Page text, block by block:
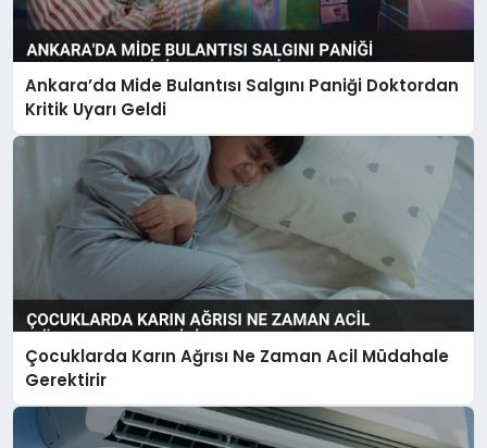
Ankara’da Mide Bulantısı Salgını Paniği Doktordan
Kritik Uyarı Geldi
Çocuklarda Karın Ağrısı Ne Zaman Acil Müdahale
Gerektirir